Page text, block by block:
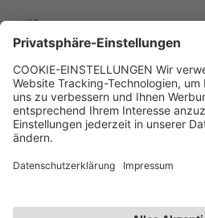
Hilfe
Kontakt
Kategorien